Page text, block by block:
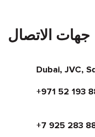
جهات الاتصال
Dubai, JVC,
+971 52 193
+7 925 283